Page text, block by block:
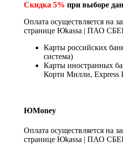
Скидка 5% при выборе
Оплата осуществляется на
странице Юkassa | ПАО
Карты российских
система)
Карты иностранных
Корти Милли, Express
ЮMoney
Оплата осуществляется на
странице Юkassa | ПАО